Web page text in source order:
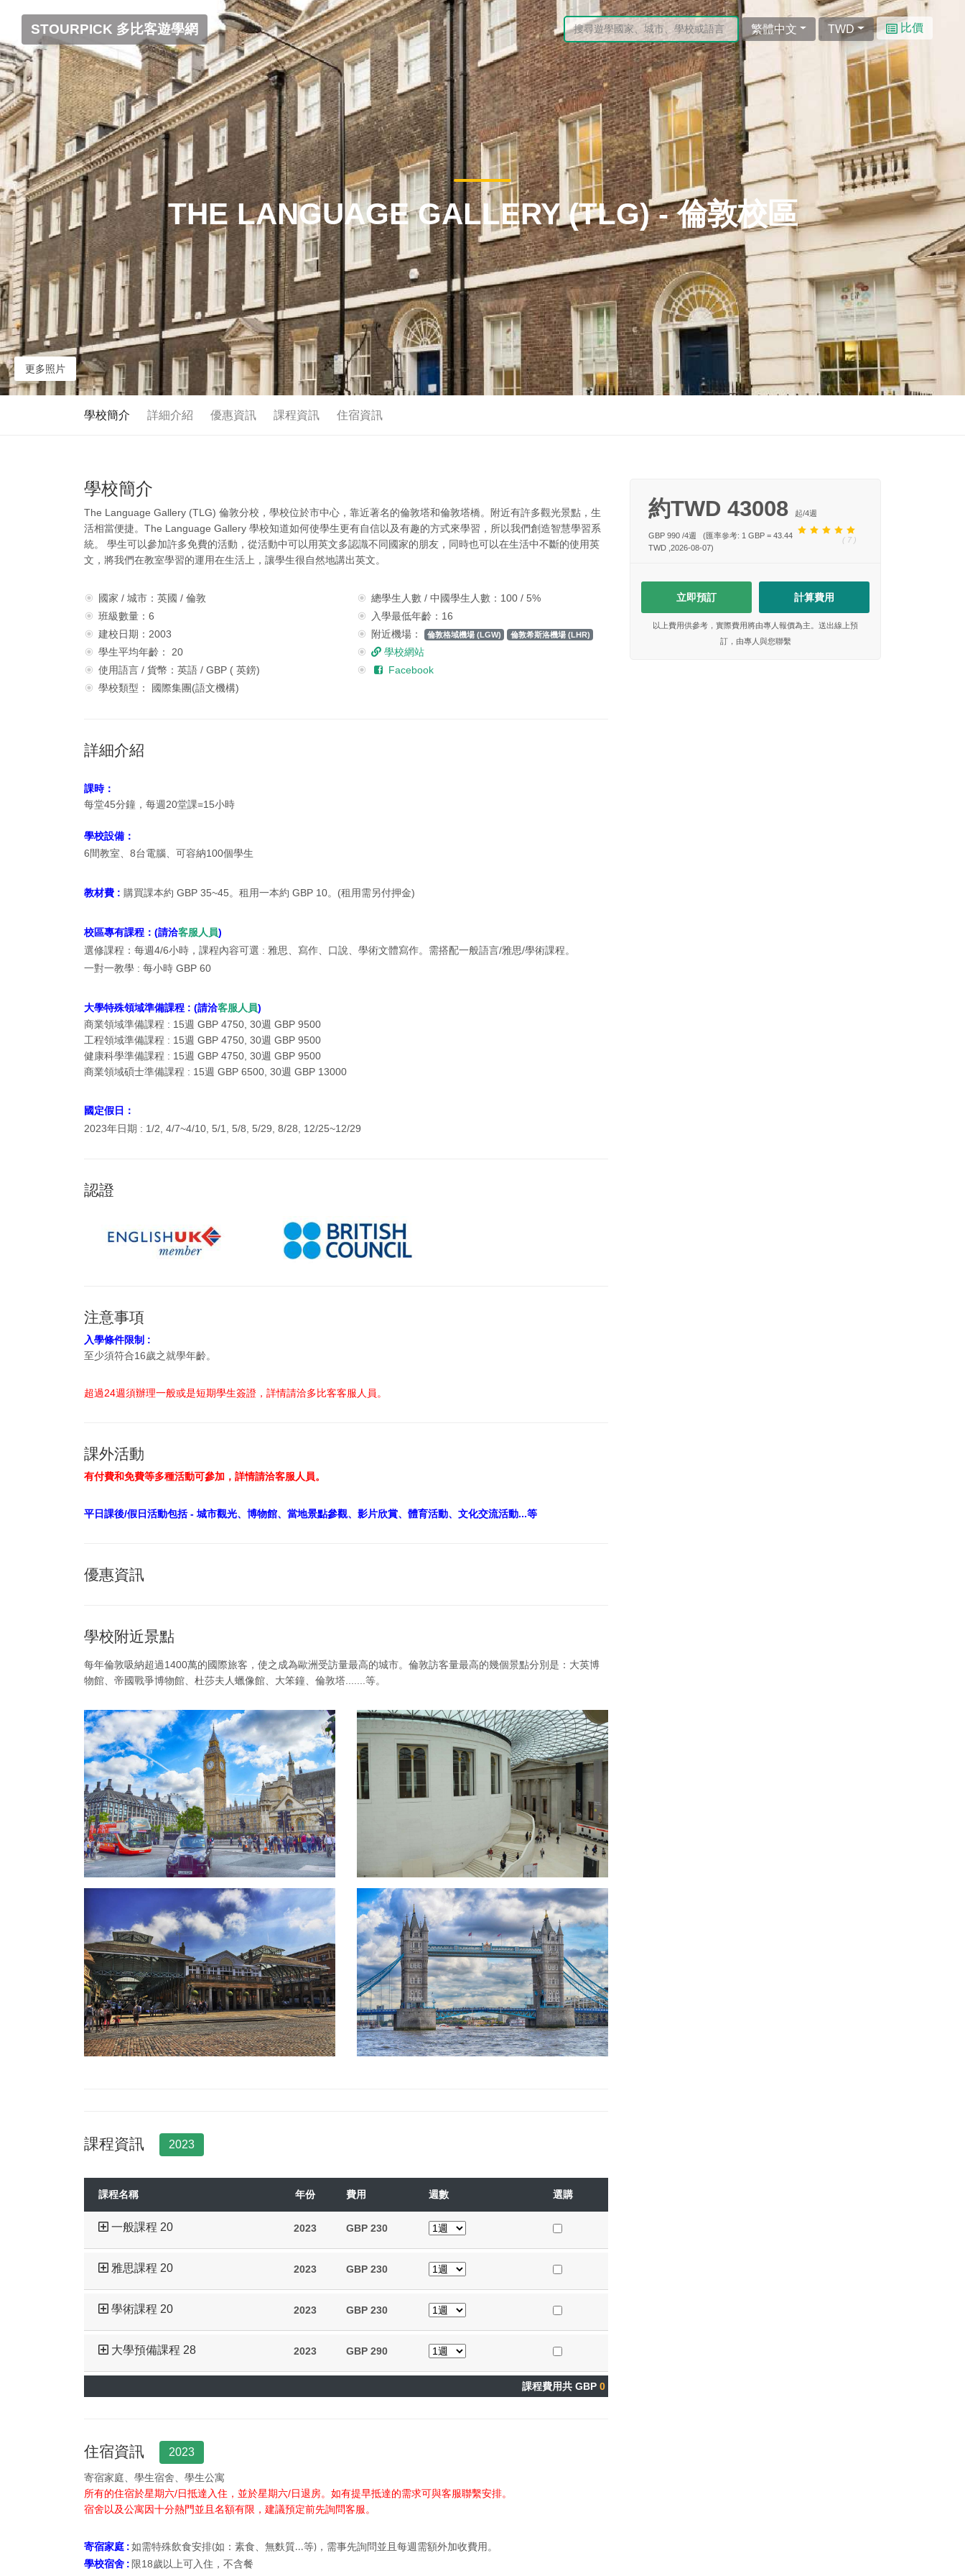
THE LANGUAGE GALLERY (TLG) - 倫敦校區
更多照片
學校簡介 詳細介紹 優惠資訊 課程資訊 住宿資訊
學校簡介
The Language Gallery (TLG) 倫敦分校，學校位於市中心，靠近著名的倫敦塔和倫敦塔橋。附近有許多觀光景點，生
活相當便捷。The Language Gallery 學校知道如何使學生更有自信以及有趣的方式來學習，所以我們創造智慧學習系
統。 學生可以參加許多免費的活動，從活動中可以用英文多認識不同國家的朋友，同時也可以在生活中不斷的使用英
文，將我們在教室學習的運用在生活上，讓學生很自然地講出英文。
國家 / 城市：英國 / 倫敦
班級數量：6
建校日期：2003
學生平均年齡： 20
使用語言 / 貨幣：英語 / GBP ( 英鎊)
學校類型： 國際集團(語文機構)
總學生人數 / 中國學生人數：100 / 5%
入學最低年齡：16
附近機場：
倫敦格域機場 (LGW) 倫敦希斯洛機場 (LHR)
學校網站
Facebook
詳細介紹
課時：
每堂45分鐘， 每週20堂課=15小時
學校設備：
6間教室、8台電腦、可容納100個學生
教材費 : 購買課本約 GBP 35~45。租用一本約 GBP 10。(租用需另付押金)
校區專有課程： (請洽客服人員)
選修課程：每週4/6小時 ，課程內容可選 : 雅思、寫作、口說、學術文體寫作。需搭配一般語言/雅思/學術課程。
一對一教學 : 每小時 GBP 60
大學特殊領域準備課程 : (請洽客服人員)
商業領域準備課程 : 15週 GBP 4750, 30週 GBP 9500
工程領域準備課程 : 15週 GBP 4750, 30週 GBP 9500
健康科學準備課程 : 15週 GBP 4750, 30週 GBP 9500
商業領域碩士準備課程 : 15週 GBP 6500, 30週 GBP 13000
國定假日：
2023年日期 : 1/2, 4/7~4/10, 5/1, 5/8, 5/29, 8/28, 12/25~12/29
認證
注意事項
入學條件限制 :
至少須符合16歲之就學年齡。
超過24週須辦理一般或是短期學生簽證，詳情請洽多比客客服人員。
課外活動
有付費和免費等多種活動可參加，詳情請洽客服人員。
平日課後/假日活動包括 - 城市觀光、博物館、當地景點參觀、影片欣賞、體育活動、文化交流活動...等
優惠資訊
學校附近景點
每年倫敦吸納超過1400萬的國際旅客，使之成為歐洲受訪量最高的城市。倫敦訪客量最高的幾個景點分別是： 大英博
物館、 帝國戰爭博物館、 杜莎夫人蠟像館、大笨鐘、 倫敦塔.......等。
課程資訊 2023
課程名稱 年份 費用 週數 選購
一般課程 20 2023 GBP 230
雅思課程 20 2023 GBP 230
學術課程 20 2023 GBP 230
大學預備課程 28 2023 GBP 290
課程費用共 GBP 0
住宿資訊 2023
寄宿家庭、學生宿舍、學生公寓
所有的住宿於星期六/日抵達入住，並於星期六/日退房。如有提早抵達的需求可與客服聯繫安排。
宿舍以及公寓因十分熱門並且名額有限，建議預定前先詢問客服。
寄宿家庭 : 如 需特殊飲食安排(如：素食、無麩質...等) ，需事先詢問並且每週需額外加收費用。
學校宿舍 : 限18歲以上可入住，不含餐
約TWD 43008 起/4週
GBP 990 /4週 ( 7 )
(匯率參考: 1 GBP = 43.44
TWD ,2026-08-07)
立即預訂 計算費用
以上費用供參考，實際費用將由專人報價為主。送出線上預
訂，由專人與您聯繫
STOURPICK 多比客遊學網 繁體中文 TWD 比價